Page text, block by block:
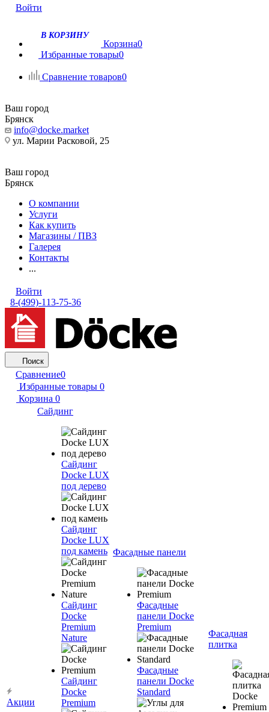
Войти
В КОРЗИНУ
Корзина0
Избранные товары0
Сравнение товаров0
Ваш город
Брянск
info@docke.market
ул. Марии Расковой, 25
Ваш город
Брянск
О компании
Услуги
Как купить
Магазины / ПВЗ
Галерея
Контакты
...
Войти
8-(499)-113-75-36
Поиск
Сравнение0
Избранные товары 0
Корзина 0
Акции
Сайдинг
Сайдинг
Docke LUX
под дерево
Сайдинг
Docke LUX
под камень
Сайдинг
Docke
Premium
Nature
Сайдинг
Docke
Premium
Фасадные панели
Фасадные
панели Docke
Premium
Фасадные
панели Docke
Standard
Фасадная
плитка